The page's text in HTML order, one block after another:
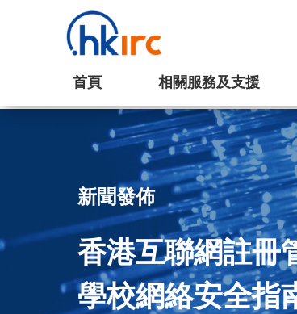
首頁 相關服務及支援
新聞發佈
香港互聯網註冊
學校網絡安全指